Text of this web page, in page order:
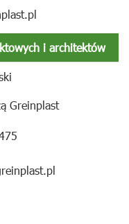
i architektów
Greinplast